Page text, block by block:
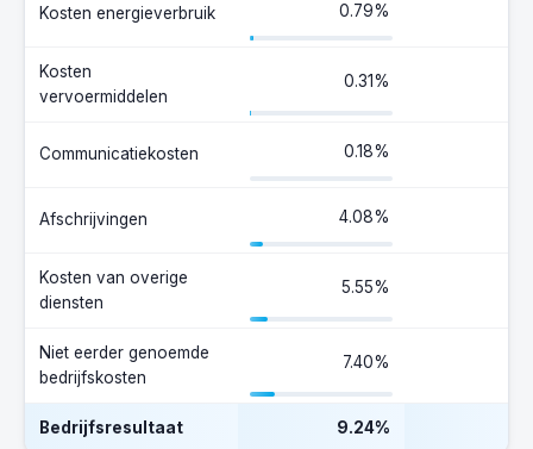
Kosten energieverbruik 0.79%
Kosten
vervoermiddelen
0.31%
Communicatiekosten 0.18%
Afschrijvingen 4.08%
Kosten van overige
diensten
5.55%
Niet eerder genoemde
bedrijfskosten
7.40%
Bedrijfsresultaat 9.24%